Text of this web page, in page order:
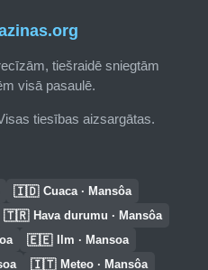
tiešraidē sniegtām
visā pasaulē.
tiesības aizsargātas.
🇮🇩 Cuaca · Mansôa
🇹🇷 Hava durumu · Mansôa
🇪🇪 Ilm · Mansoa
🇮🇹 Meteo · Mansôa